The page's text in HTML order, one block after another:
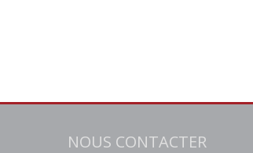
NOUS CONTACTER